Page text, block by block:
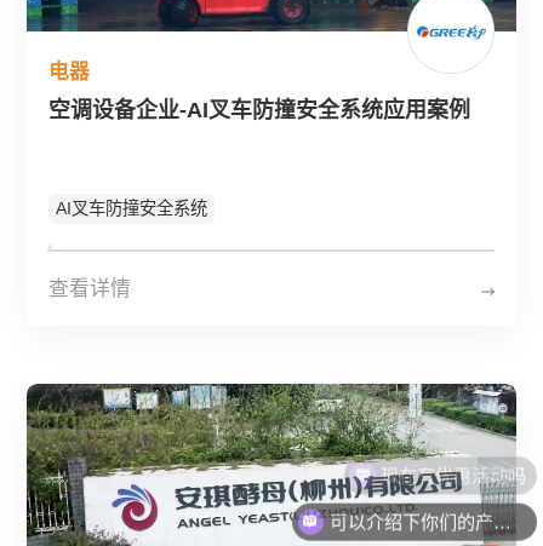
电器
空调设备企业-AI叉车防撞安全系统应用案例
AI叉车防撞安全系统
查看详情
可以介绍下你们的产品么